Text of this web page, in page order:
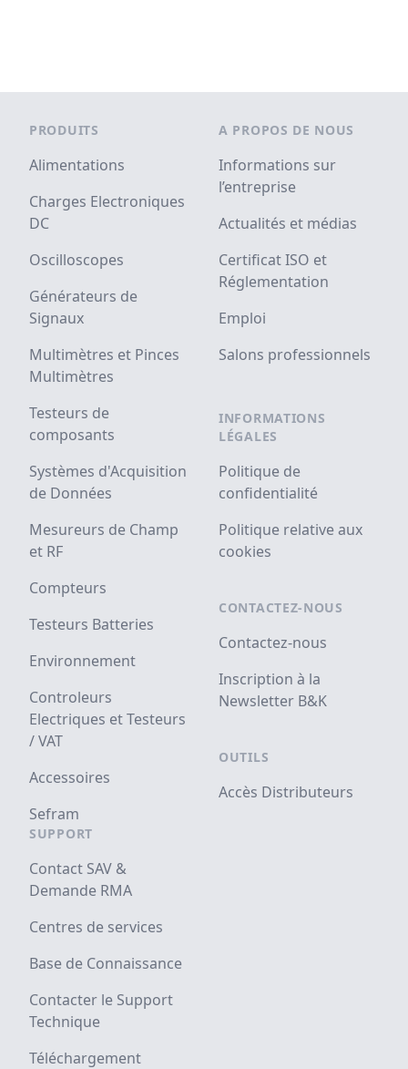
PRODUITS
Alimentations
Charges Electroniques
DC
Oscilloscopes
Générateurs de
Signaux
Multimètres et Pinces
Multimètres
Testeurs de
composants
Systèmes d'Acquisition
de Données
Mesureurs de Champ
et RF
Compteurs
Testeurs Batteries
Environnement
Controleurs
Electriques et Testeurs
/ VAT
Accessoires
Sefram
SUPPORT
Contact SAV &
Demande RMA
Centres de services
Base de Connaissance
Contacter le Support
Technique
Téléchargement
A PROPOS DE NOUS
Informations sur
l’entreprise
Actualités et médias
Certificat ISO et
Réglementation
Emploi
Salons professionnels
INFORMATIONS
LÉGALES
Politique de
confidentialité
Politique relative aux
cookies
CONTACTEZ-NOUS
Contactez-nous
Inscription à la
Newsletter B&K
OUTILS
Accès Distributeurs